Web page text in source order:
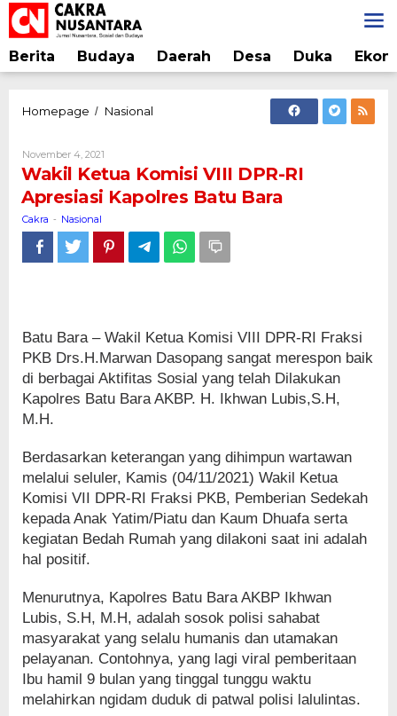
Lewati
ke
konten
Berita Budaya Daerah Desa Duka
Homepage / Nasional
DPR-
RI
Kapolres
Batu
November 4, 2021
Cakra
Wakil Ketua Komisi VIII DPR-RI
Apresiasi Kapolres Batu Bara
Cakra - Nasional
Batu Bara – Wakil Ketua Komisi VIII DPR-RI Fraksi
PKB Drs.H.Marwan Dasopang sangat merespon baik
di berbagai Aktifitas Sosial yang telah Dilakukan
Kapolres Batu Bara AKBP. H. Ikhwan Lubis,S.H,
M.H.
Berdasarkan keterangan yang dihimpun wartawan
melalui seluler, Kamis (04/11/2021) Wakil Ketua
Komisi VII DPR-RI Fraksi PKB, Pemberian Sedekah
kepada Anak Yatim/Piatu dan Kaum Dhuafa serta
kegiatan Bedah Rumah yang dilakoni saat ini adalah
hal positif.
Menurutnya, Kapolres Batu Bara AKBP Ikhwan
Lubis, S.H, M.H, adalah sosok polisi sahabat
masyarakat yang selalu humanis dan utamakan
pelayanan. Contohnya, yang lagi viral pemberitaan
Ibu hamil 9 bulan yang tinggal tunggu waktu
melahirkan ngidam duduk di patwal polisi lalulintas.